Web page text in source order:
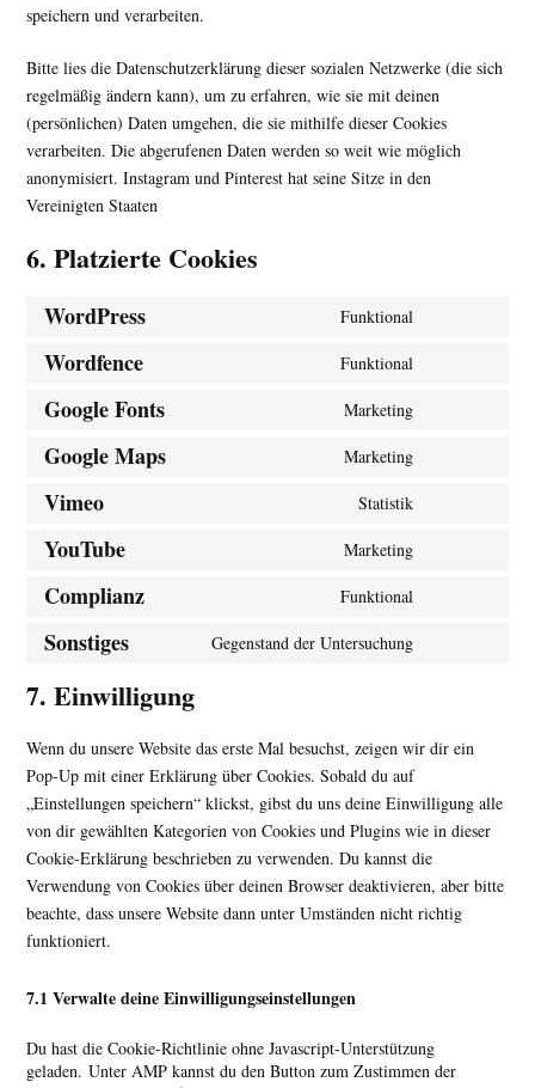
speichern und verarbeiten.
Bitte lies die Datenschutzerklärung dieser sozialen Netzwerke (die sich
regelmäßig ändern kann), um zu erfahren, wie sie mit deinen
(persönlichen) Daten umgehen, die sie mithilfe dieser Cookies
verarbeiten. Die abgerufenen Daten werden so weit wie möglich
anonymisiert. Instagram und Pinterest hat seine Sitze in den
Vereinigten Staaten
6. Platzierte Cookies
WordPress Funktional
Wordfence Funktional
Google Fonts Marketing
Google Maps Marketing
Vimeo Statistik
YouTube Marketing
Complianz Funktional
Sonstiges Gegenstand der Untersuchung
7. Einwilligung
Wenn du unsere Website das erste Mal besuchst, zeigen wir dir ein
Pop-Up mit einer Erklärung über Cookies. Sobald du auf
„Einstellungen speichern“ klickst, gibst du uns deine Einwilligung alle
von dir gewählten Kategorien von Cookies und Plugins wie in dieser
Cookie-Erklärung beschrieben zu verwenden. Du kannst die
Verwendung von Cookies über deinen Browser deaktivieren, aber bitte
beachte, dass unsere Website dann unter Umständen nicht richtig
funktioniert.
7.1 Verwalte deine Einwilligungseinstellungen
Du hast die Cookie-Richtlinie ohne Javascript-Unterstützung
geladen. Unter AMP kannst du den Button zum Zustimmen der